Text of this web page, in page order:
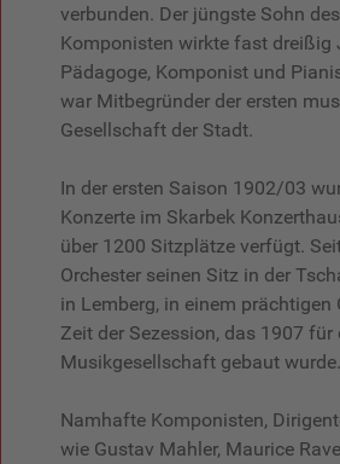
verbunden. Der jüngste Sohn
Komponisten wirkte fast dreißig
Pädagoge, Komponist und
war Mitbegründer der ersten
Gesellschaft der Stadt.
In der ersten Saison 1902/03
Konzerte im Skarbek
über 1200 Sitzplätze verfügt.
Orchester seinen Sitz in der
in Lemberg, in einem prächtigen
Zeit der Sezession, das 1907
Musikgesellschaft gebaut wurde.
Namhafte Komponisten,
wie Gustav Mahler, Maurice